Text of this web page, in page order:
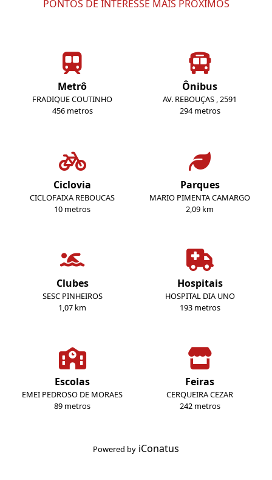
PONTOS DE INTERESSE MAIS PRÓXIMOS
Metrô
FRADIQUE COUTINHO
456 metros
Ônibus
AV. REBOUÇAS , 2591
294 metros
Ciclovia
CICLOFAIXA REBOUCAS
10 metros
Parques
MARIO PIMENTA CAMARGO
2,09 km
Clubes
SESC PINHEIROS
1,07 km
Hospitais
HOSPITAL DIA UNO
193 metros
Escolas
EMEI PEDROSO DE MORAES
89 metros
Feiras
CERQUEIRA CEZAR
242 metros
Powered by iConatus